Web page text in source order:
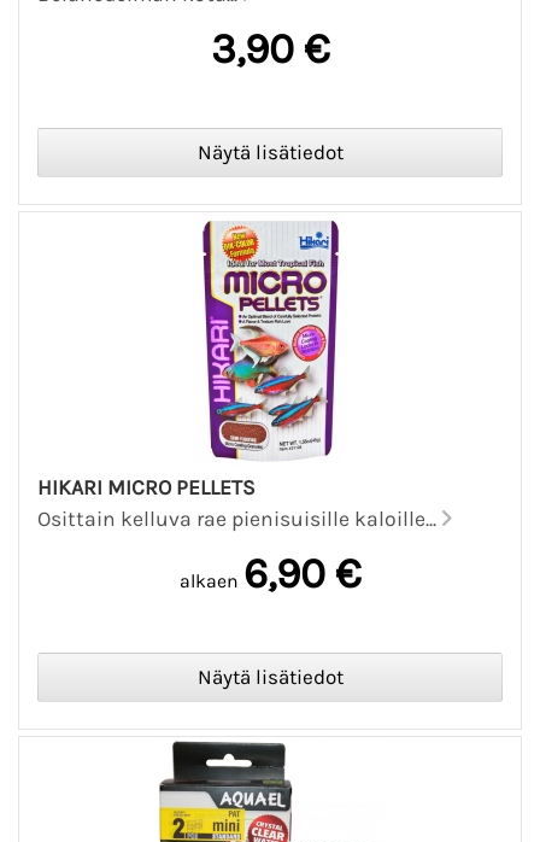
3,90 €
HIKARI MICRO PELLETS
Osittain kelluva rae pienisuisille kaloille...
alkaen 6,90 €